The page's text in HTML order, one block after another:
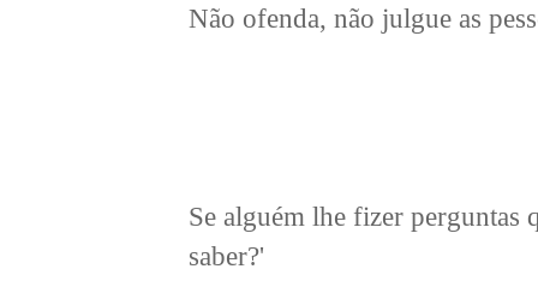
Não ofenda, não julgue as
Se alguém lhe fizer perguntas
saber?'